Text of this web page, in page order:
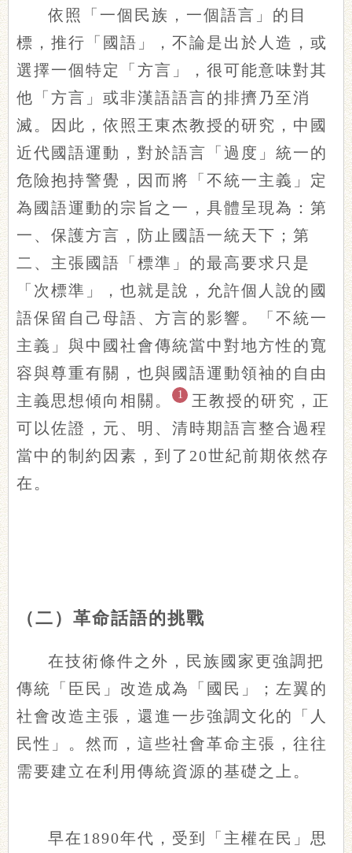
依照「一個民族，一個語言」的目
標，推行「國語」，不論是出於人造，或
選擇一個特定「方言」，很可能意味對其
他「方言」或非漢語語言的排擠乃至消
滅。因此，依照王東杰教授的研究，中國
近代國語運動，對於語言「過度」統一的
危險抱持警覺，因而將「不統一主義」定
為國語運動的宗旨之一，具體呈現為：第
一、保護方言，防止國語一統天下；第
二、主張國語「標準」的最高要求只是
「次標準」，也就是說，允許個人說的國
語保留自己母語、方言的影響。「不統一
主義」與中國社會傳統當中對地方性的寬
容與尊重有關，也與國語運動領袖的自由
主義思想傾向相關。
1
王教授的研究，正
可以佐證，元、明、清時期語言整合過程
當中的制約因素，到了20世紀前期依然存
在。
（二）革命話語的挑戰
在技術條件之外，民族國家更強調把
傳統「臣民」改造成為「國民」；左翼的
社會改造主張，還進一步強調文化的「人
民性」。然而，這些社會革命主張，往往
需要建立在利用傳統資源的基礎之上。
早在1890年代，受到「主權在民」思